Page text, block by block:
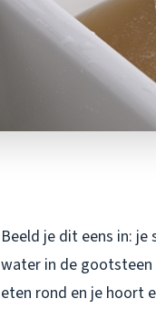
Beeld je dit eens in:
water in de gootsteen
eten rond en je hoort